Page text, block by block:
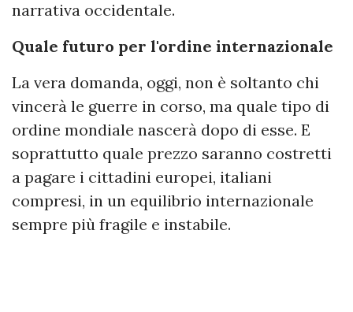
narrativa occidentale.
Quale futuro per l'ordine internazionale
La vera domanda, oggi, non è soltanto chi
vincerà le guerre in corso, ma quale tipo di
ordine mondiale nascerà dopo di esse. E
soprattutto quale prezzo saranno costretti
a pagare i cittadini europei, italiani
compresi, in un equilibrio internazionale
sempre più fragile e instabile.